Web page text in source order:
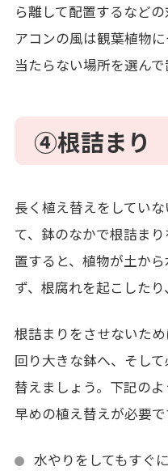
ら離して配置するなど
アコンの風は観葉植物
当たらない場所を選んで
④根詰まり
長く植え替えをしてい
て、鉢のなかで根詰ま
置すると、植物が土か
ず、根腐れを起こしたり
根詰まりをさせないため
回り大きな鉢へ、そし
替えましょう。下記のよ
早めの植え替えが必要で
水やりをしてもすぐ